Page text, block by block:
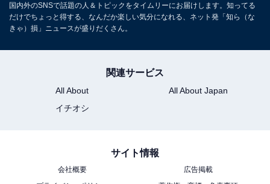
国内外のSNSで話題の人＆トピックをタイムリーにお届けします。知ってる
だけでちょっと得する、なんだか楽しい気分になれる、ネット発「知ら（な
きゃ）損」ニュースが盛りだくさん。
関連サービス
All About
All About Japan
イチオシ
サイト情報
会社概要
広告掲載